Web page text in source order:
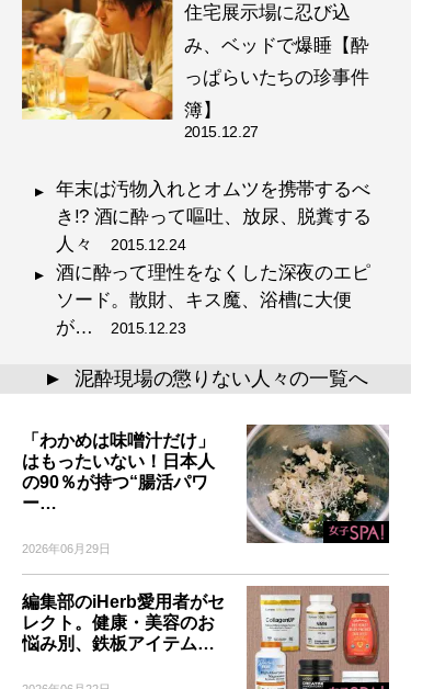
住宅展示場に忍び込
み、ベッドで爆睡【酔
っぱらいたちの珍事件
簿】
2015.12.27
年末は汚物入れとオムツを携帯するべ
き!? 酒に酔って嘔吐、放尿、脱糞する
人々 2015.12.24
酒に酔って理性をなくした深夜のエピ
ソード。散財、キス魔、浴槽に大便
が…
2015.12.23
▲ 泥酔現場の懲りない人々の一覧へ
「わかめは味噌汁だけ」
はもったいない！日本人
の90％が持つ“腸活パワ
ー…
2026年06月29日
編集部のiHerb愛用者がセ
レクト。健康・美容のお
悩み別、鉄板アイテム…